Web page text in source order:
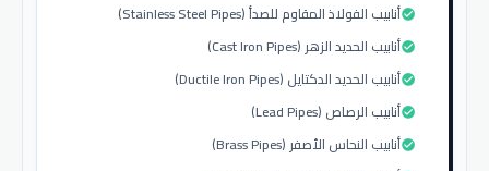
أنابيب الفولاذ المقاوم للصدأ (Stainless Steel Pipes)check_circle
أنابيب الحديد الزهر (Cast Iron Pipes)check_circle
أنابيب الحديد الدكتايل (Ductile Iron Pipes)check_circle
أنابيب الرصاص (Lead Pipes)check_circle
أنابيب النحاس الأصفر (Brass Pipes)check_circle